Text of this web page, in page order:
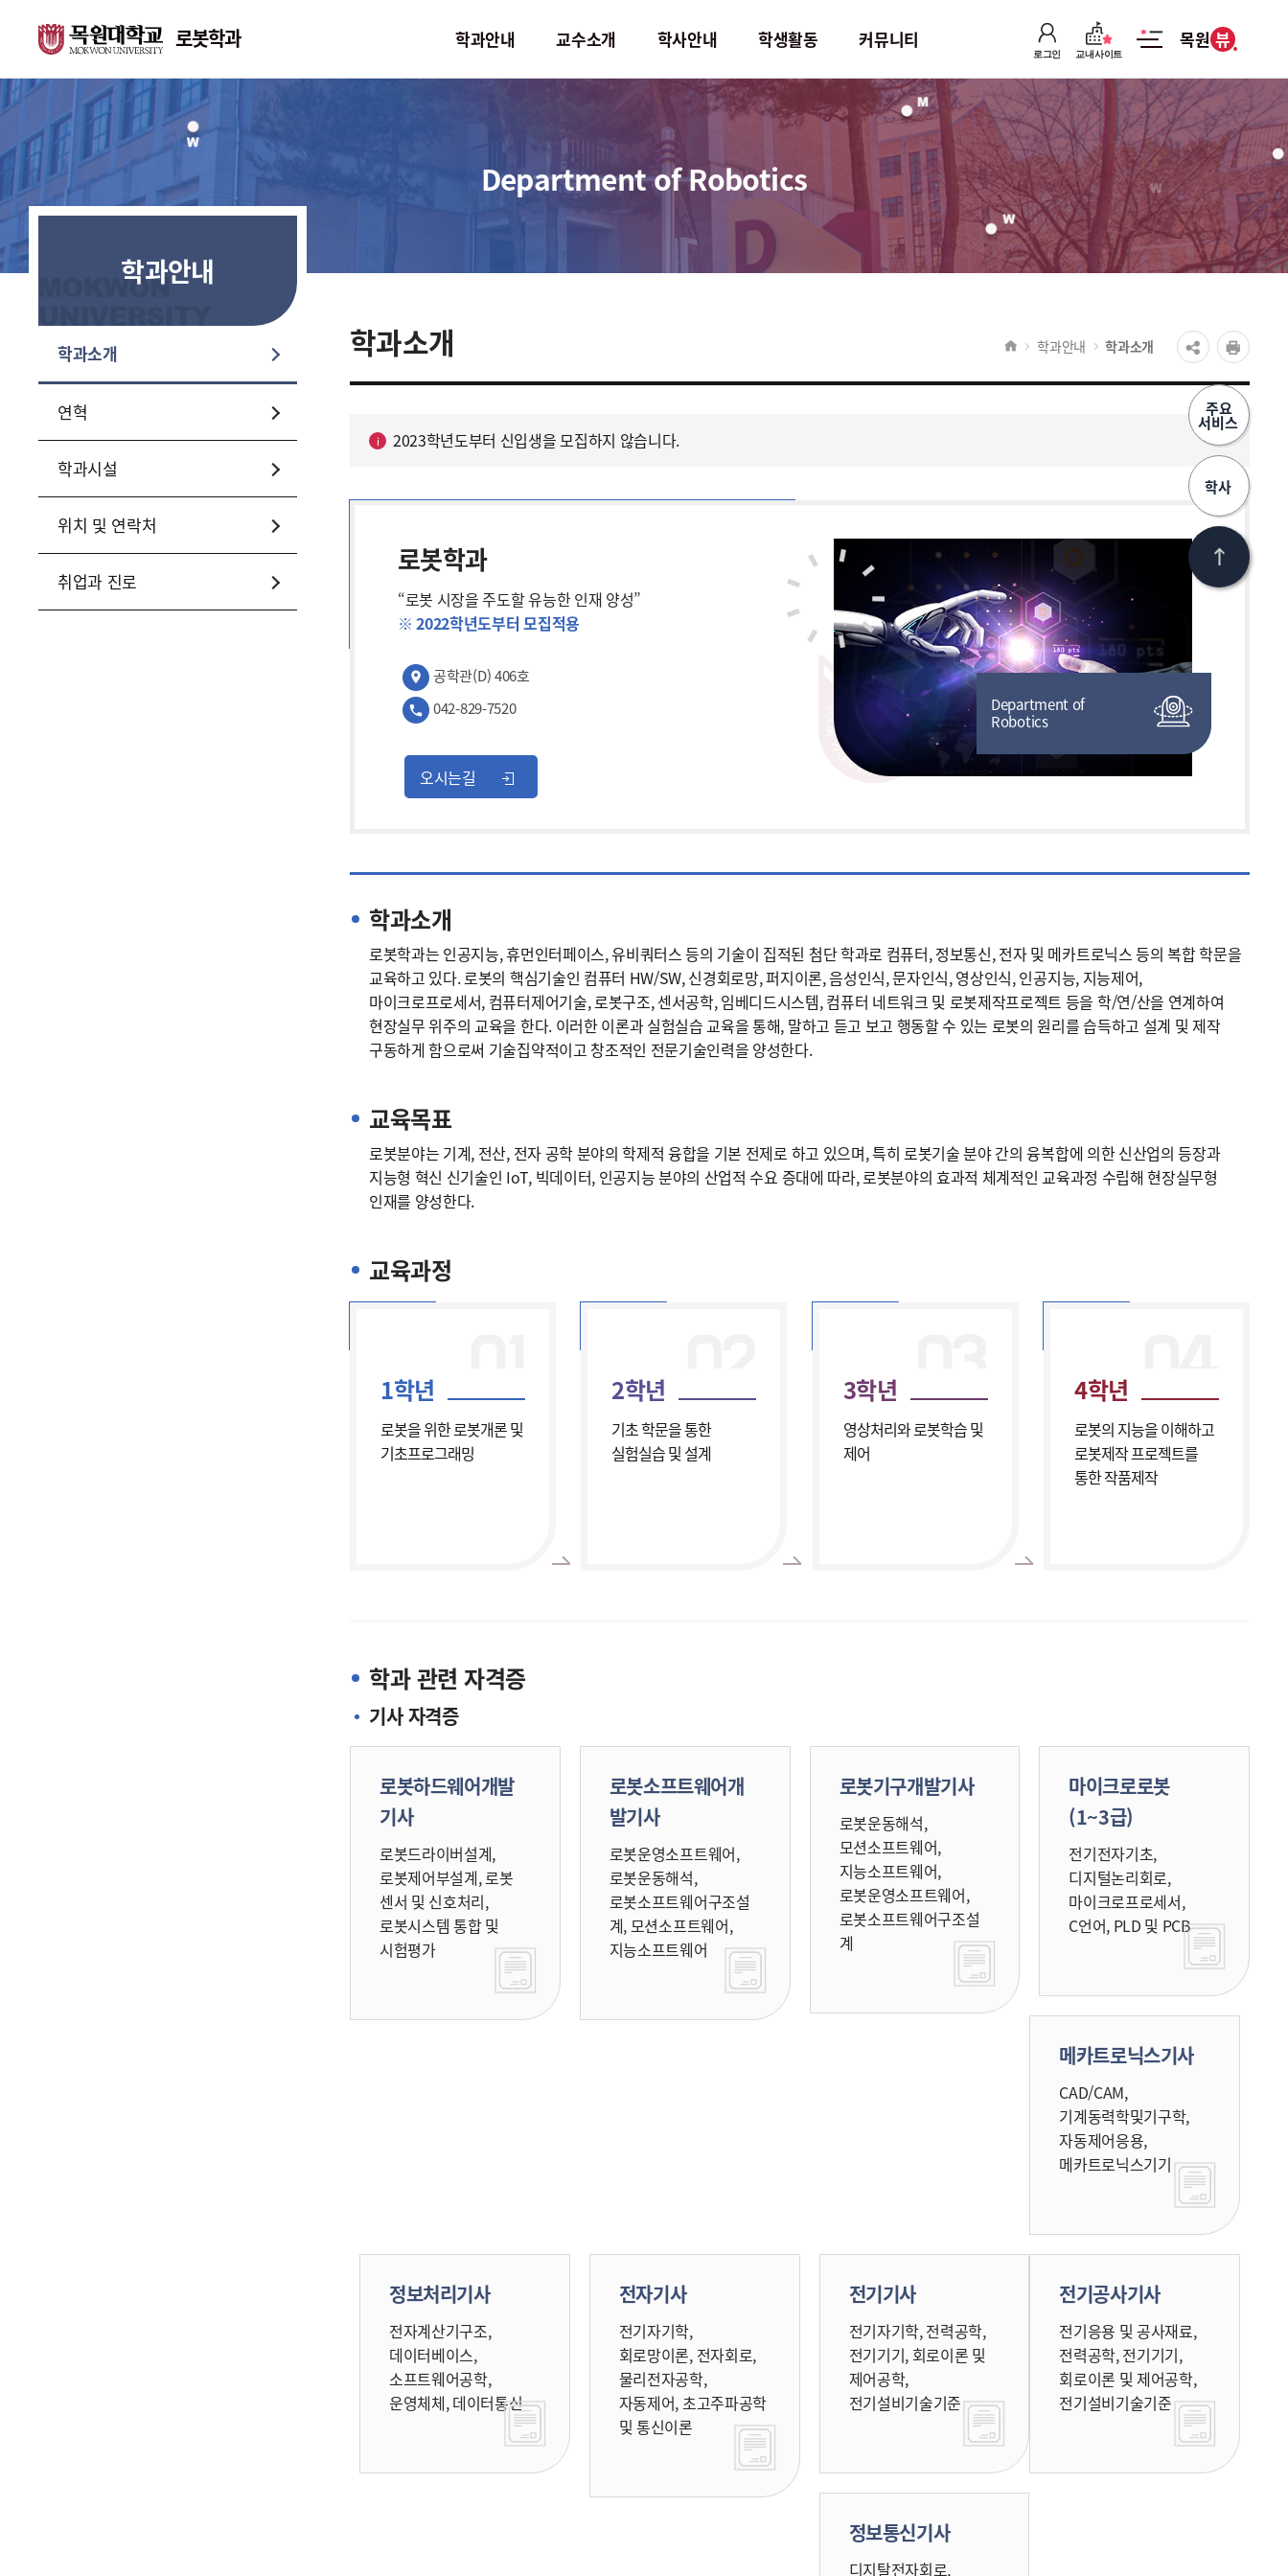
로봇학과
로그인 교내사이트
목원 뷰
학과안내
학과안내
학과소개
취업과 진로
교수소개 학사안내
교과과정
교과목소개
졸업요구조건
학생활동
학생활동
학생회
학생작품
학생행사
커뮤니티
커뮤니티
공지사항
강의자료실
취업/채용정보
주요
서비스
학사
Department of Robotics
학과안내
학과소개
연혁
학과시설
위치 및 연락처
취업과 진로
학과소개 학과안내 학과소개
2023학년도부터 신입생을 모집하지 않습니다.
로봇학과
“로봇 시장을 주도할 유능한 인재 양성”
※ 2022학년도부터 모집적용
공학관(D) 406호
042-829-7520
오시는길
Department of
Robotics
학과소개
로봇학과는 인공지능, 휴먼인터페이스, 유비쿼터스 등의 기술이 집적된 첨단 학과로 컴퓨터, 정보통신, 전자 및 메카트로닉스 등의 복합 학문을
교육하고 있다. 로봇의 핵심기술인 컴퓨터 HW/SW, 신경회로망, 퍼지이론, 음성인식, 문자인식, 영상인식, 인공지능, 지능제어,
마이크로프로세서, 컴퓨터제어기술, 로봇구조, 센서공학, 임베디드시스템, 컴퓨터 네트워크 및 로봇제작프로젝트 등을 학/연/산을 연계하여
현장실무 위주의 교육을 한다. 이러한 이론과 실험실습 교육을 통해, 말하고 듣고 보고 행동할 수 있는 로봇의 원리를 습득하고 설계 및 제작
구동하게 함으로써 기술집약적이고 창조적인 전문기술인력을 양성한다.
교육목표
로봇분야는 기계, 전산, 전자 공학 분야의 학제적 융합을 기본 전제로 하고 있으며, 특히 로봇기술 분야 간의 융복합에 의한 신산업의 등장과
지능형 혁신 신기술인 IoT, 빅데이터, 인공지능 분야의 산업적 수요 증대에 따라, 로봇분야의 효과적 체계적인 교육과정 수립해 현장실무형
인재를 양성한다.
교육과정
1학년
로봇을 위한 로봇개론 및
기초프로그래밍
2학년
기초 학문을 통한
실험실습 및 설계
3학년
영상처리와 로봇학습 및
제어
4학년
로봇의 지능을 이해하고
로봇제작 프로젝트를
통한 작품제작
학과 관련 자격증
기사 자격증
로봇하드웨어개발
기사
로봇드라이버설계,
로봇제어부설계, 로봇
센서 및 신호처리,
로봇시스템 통합 및
시험평가
로봇소프트웨어개
발기사
로봇운영소프트웨어,
로봇운동해석,
로봇소프트웨어구조설
계, 모션소프트웨어,
지능소프트웨어
로봇기구개발기사
로봇운동해석,
모션소프트웨어,
지능소프트웨어,
로봇운영소프트웨어,
로봇소프트웨어구조설
계
마이크로로봇
(1~3급)
전기전자기초,
디지털논리회로,
마이크로프로세서,
C언어, PLD 및 PCB
메카트로닉스기사
CAD/CAM,
기계동력학및기구학,
자동제어응용,
메카트로닉스기기
정보처리기사
전자계산기구조,
데이터베이스,
소프트웨어공학,
운영체체, 데이터통신
전자기사
전기자기학,
회로망이론, 전자회로,
물리전자공학,
자동제어, 초고주파공학
및 통신이론
전기기사
전기자기학, 전력공학,
전기기기, 회로이론 및
제어공학,
전기설비기술기준
전기공사기사
전기응용 및 공사재료,
전력공학, 전기기기,
회로이론 및 제어공학,
전기설비기술기준
정보통신기사
디지탈전자회로,